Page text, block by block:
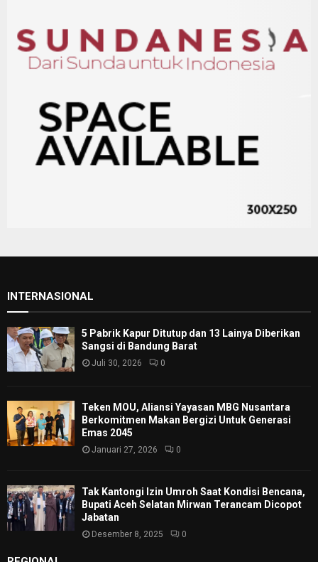
INTERNASIONAL
5 Pabrik Kapur Ditutup dan 13 Lainya Diberikan
Sangsi di Bandung Barat
Juli 30, 2026 0
Teken MOU, Aliansi Yayasan MBG Nusantara
Berkomitmen Makan Bergizi Untuk Generasi
Emas 2045
Januari 27, 2026 0
Tak Kantongi Izin Umroh Saat Kondisi Bencana,
Bupati Aceh Selatan Mirwan Terancam Dicopot
Jabatan
Desember 8, 2025 0